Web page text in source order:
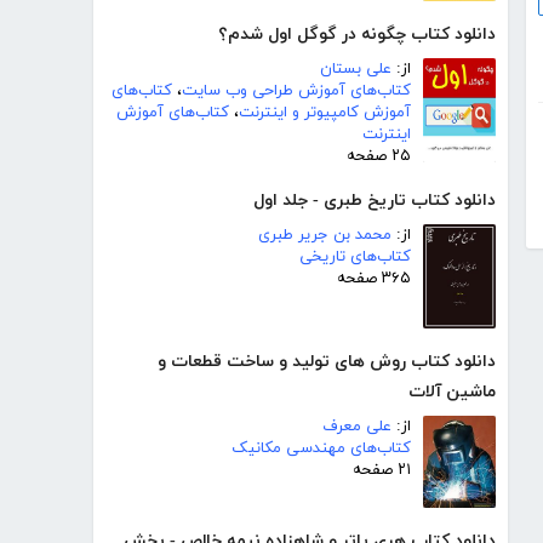
دانلود کتاب چگونه در گوگل اول شدم؟
از: علی بستان
کتاب‌های آموزش طراحی وب سایت، کتاب‌های
آموزش کامپیوتر و اینترنت، کتاب‌های آموزش
اینترنت
۲۵ صفحه
دانلود کتاب تاریخ طبری - جلد اول
از: محمد بن جریر طبری
کتاب‌های تاریخی
۳۶۵ صفحه
دانلود کتاب روش های تولید و ساخت قطعات و
ماشین آلات
از: علی معرف
کتاب‌های مهندسی مکانیک
۲۱ صفحه